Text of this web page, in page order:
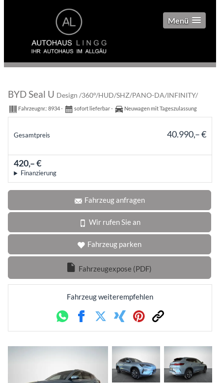
Menü
BYD Seal U Design /360°/HUD/SHZ/PANO-DA/INFINITY/
Fahrzeugnr.: 8934 sofort lieferbar Neuwagen mit Tageszulassung
Gesamtpreis 40.990,– €
420,– €
Finanzierung
Fahrzeug anfragen
Wir rufen Sie an
Fahrzeug parken
Fahrzeugexpose (PDF)
Fahrzeug weiterempfehlen
WhatsappFacebookTwitterXing PinterestLink